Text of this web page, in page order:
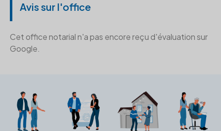
Avis sur l'office
Cet office notarial n'a pas encore reçu d'évaluation sur
Google.